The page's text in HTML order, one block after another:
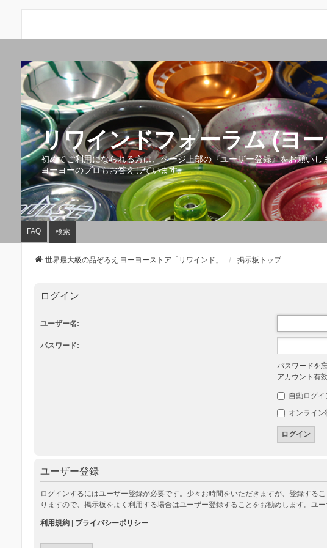
リワインドフォーラム (ヨ
初めてご利用になられる方は、ページ上部の『ユーザー登録』をお願い
ヨーヨーのプロもお答えしています。
FAQ 検索
世界最大級の品ぞろえ ヨーヨーストア「リワインド」 掲示板トップ
ログイン
ユーザー名:
パスワード:
パスワードを
アカウント有
自動ログ
オンライン
ユーザー登録
ログインするにはユーザー登録が必要です。少々お時間をいただきますが、登録する
りますので、掲示板をよく利用する場合はユーザー登録することをお勧めします。ユ
利用規約| プライバシーポリシー